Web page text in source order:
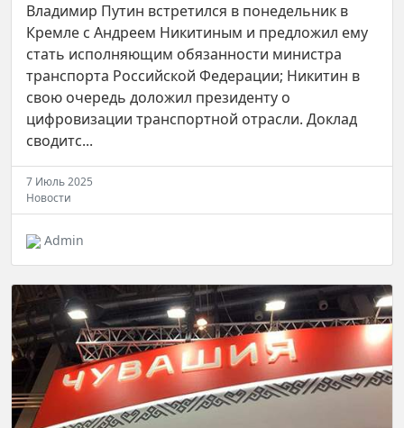
Владимир Путин встретился в понедельник в
Кремле с Андреем Никитиным и предложил ему
стать исполняющим обязанности министра
транспорта Российской Федерации; Никитин в
свою очередь доложил президенту о
цифровизации транспортной отрасли. Доклад
сводитс...
7 Июль 2025
Новости
Admin